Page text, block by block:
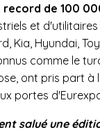
record de 100
et
Kia, Hyundai,
comme le
ont pris part à
portes
salué une